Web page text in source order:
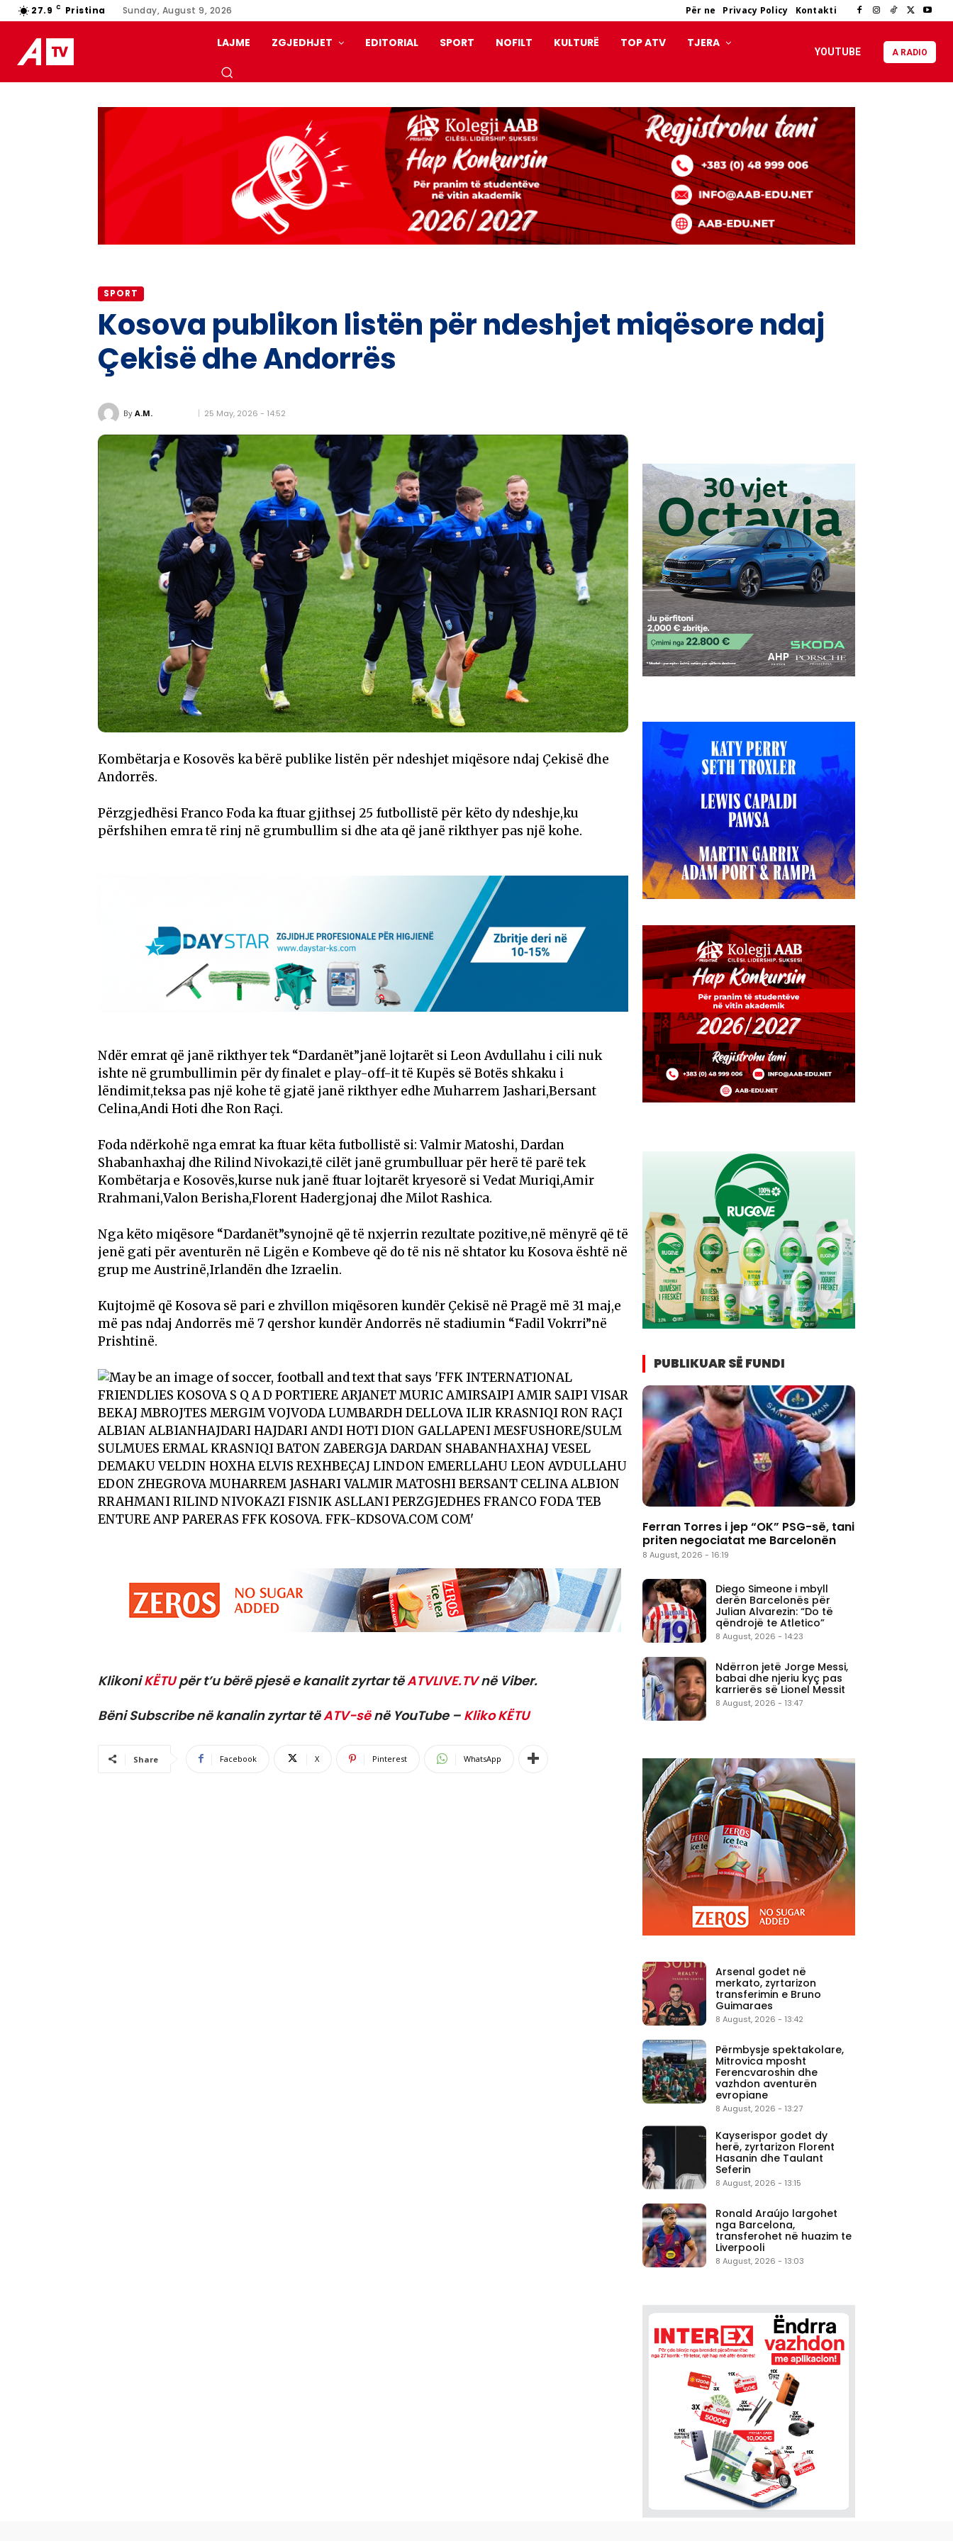
27.9 C Pristina Sunday, August 9, 2026 Për ne Privacy Policy Kontakti
LAJME ZGJEDHJET EDITORIAL SPORT NOFILT KULTURË TOP ATV TJERA
YOUTUBE A RADIO
SPORT
Kosova publikon listën për ndeshjet miqësore ndaj
Çekisë dhe Andorrës
By A.M. 25 May, 2026 - 14:52
Kombëtarja e Kosovës ka bërë publike listën për ndeshjet miqësore ndaj Çekisë dhe
Andorrës.
Përzgjedhësi Franco Foda ka ftuar gjithsej 25 futbollistë për këto dy ndeshje,ku
përfshihen emra të rinj në grumbullim si dhe ata që janë rikthyer pas një kohe.
Ndër emrat që janë rikthyer tek “Dardanët”janë lojtarët si Leon Avdullahu i cili nuk
ishte në grumbullimin për dy finalet e play-off-it të Kupës së Botës shkaku i
lëndimit,teksa pas një kohe të gjatë janë rikthyer edhe Muharrem Jashari,Bersant
Celina,Andi Hoti dhe Ron Raçi.
Foda ndërkohë nga emrat ka ftuar këta futbollistë si: Valmir Matoshi, Dardan
Shabanhaxhaj dhe Rilind Nivokazi,të cilët janë grumbulluar për herë të parë tek
Kombëtarja e Kosovës,kurse nuk janë ftuar lojtarët kryesorë si Vedat Muriqi,Amir
Rrahmani,Valon Berisha,Florent Hadergjonaj dhe Milot Rashica.
Nga këto miqësore “Dardanët”synojnë që të nxjerrin rezultate pozitive,në mënyrë që të
jenë gati për aventurën në Ligën e Kombeve që do të nis në shtator ku Kosova është në
grup me Austrinë,Irlandën dhe Izraelin.
Kujtojmë që Kosova së pari e zhvillon miqësoren kundër Çekisë në Pragë më 31 maj,e
më pas ndaj Andorrës më 7 qershor kundër Andorrës në stadiumin “Fadil Vokrri”në
Prishtinë.
KlikoniKËTUpër t’u bërë pjesë e kanalit zyrtar tëATVLIVE.TVnë Viber.
Bëni Subscribe në kanalin zyrtar tëATV-sënë YouTube – Kliko KËTU
Share Facebook X Pinterest WhatsApp
PUBLIKUAR SË FUNDI
Ferran Torres i jep “OK” PSG-së, tani
priten negociatat me Barcelonën
8 August, 2026 - 16:19
Diego Simeone i mbyll
derën Barcelonës për
Julian Alvarezin: “Do të
qëndrojë te Atletico”
8 August, 2026 - 14:23
Ndërron jetë Jorge Messi,
babai dhe njeriu kyç pas
karrierës së Lionel Messit
8 August, 2026 - 13:47
Arsenal godet në
merkato, zyrtarizon
transferimin e Bruno
Guimaraes
8 August, 2026 - 13:42
Përmbysje spektakolare,
Mitrovica mposht
Ferencvaroshin dhe
vazhdon aventurën
evropiane
8 August, 2026 - 13:27
Kayserispor godet dy
herë, zyrtarizon Florent
Hasanin dhe Taulant
Seferin
8 August, 2026 - 13:15
Ronald Araújo largohet
nga Barcelona,
transferohet në huazim te
Liverpooli
8 August, 2026 - 13:03